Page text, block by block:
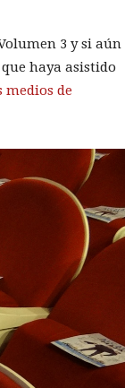
3 y si aún
haya asistido
medios de